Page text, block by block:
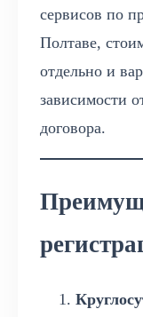
сервисов по
Полтаве,
отдельно и
зависимости
договора.